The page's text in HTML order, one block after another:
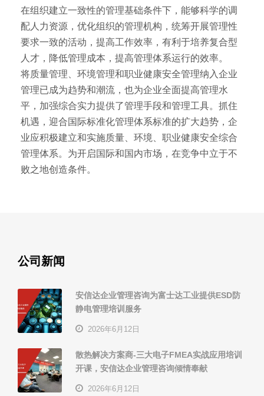
在组织建立一致性的管理基础条件下，能够科学的调
配人力资源，优化组织的管理机构，统筹开展管理性
要求一致的活动，提高工作效率，有利于培养复合型
人才，降低管理成本，提高管理体系运行的效率。
将质量管理、环境管理和职业健康安全管理纳入企业
管理已成为趋势和潮流，也为企业全面提高管理水
平，加强综合实力提供了管理手段和管理工具。抓住
机遇，迎合国际标准化管理体系标准的扩大趋势，企
业应积极建立和实施质量、环境、职业健康安全综合
管理体系。为开启国际和国内市场，在竞争中立于不
败之地创造条件。
公司新闻
安信达企业管理咨询为富士达工业提供ESD防
静电管理培训服务
2026年6月12日
散热解决方案商-三大电子FMEA实战应用培训
开课，安信达企业管理咨询倾情奉献
2026年6月12日